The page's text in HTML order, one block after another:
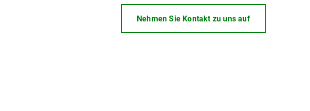
Nehmen Sie Kontakt zu uns auf